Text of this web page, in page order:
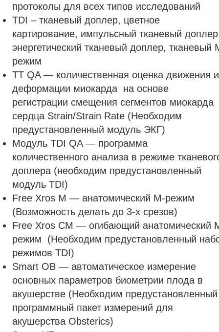
протоколы для всех типов исследований
TDI – тканевый доплер, цветное
картирование, импульсный тканевый
энергетический тканевый доплер, тканевый
режим
TT QA — количественная оценка движения и
деформации миокарда на основе
регистрации смещения сегментов миокарда
сердца Strain/Strain Rate (Необходим
предустановленный модуль ЭКГ)
Модуль TDI QA — программа
количественного анализа в режиме
доплера (необходим предустановленный
модуль TDI)
Free Xros M — анатомический М-режим
(Возможность делать до 3-х срезов)
Free Xros CM — огибающий анатомический
режим (Необходим предустановленный
режимов TDI)
Smart OB — автоматическое измерение
основных параметров биометрии плода в
акушерстве (Необходим предустановленный
программный пакет измерений для
акушерства Obsterics)